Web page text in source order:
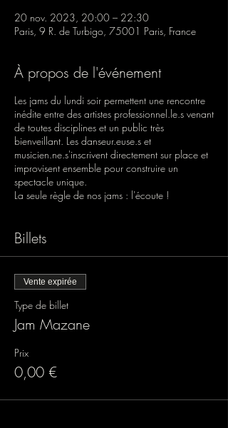
20 nov. 2023, 20:00 – 22:30
Paris, 9 R. de Turbigo, 75001 Paris, France
À propos de l'événement
Les jams du lundi soir permettent une rencontre
inédite entre des artistes professionnel.le.s venant
de toutes disciplines et un public très
bienveillant. Les danseur.euse.s et
musicien.ne.s'inscrivent directement sur place et
improvisent ensemble pour construire un
spectacle unique.
La seule règle de nos jams : l'écoute !
Billets
Vente expirée
Type de billet
Jam Mazane
Prix
0,00 €